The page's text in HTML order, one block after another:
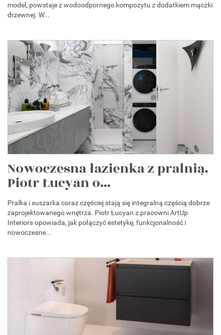
model, powstaje z wodoodpornego kompozytu z dodatkiem mączki
drzewnej. W...
Nowoczesna łazienka z pralnią.
Piotr Łucyan o...
Pralka i suszarka coraz częściej stają się integralną częścią dobrze
zaprojektowanego wnętrza. Piotr Łucyan z pracowni ArtUp
Interiors opowiada, jak połączyć estetykę, funkcjonalność i
nowoczesne...